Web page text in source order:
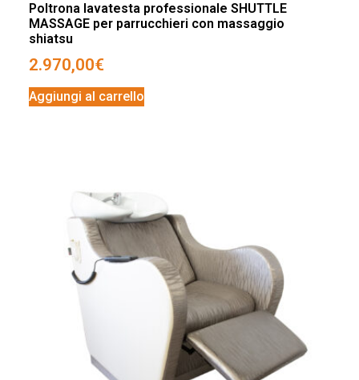
Poltrona lavatesta professionale SHUTTLE
MASSAGE per parrucchieri con massaggio
shiatsu
2.970,00€
Aggiungi al carrello